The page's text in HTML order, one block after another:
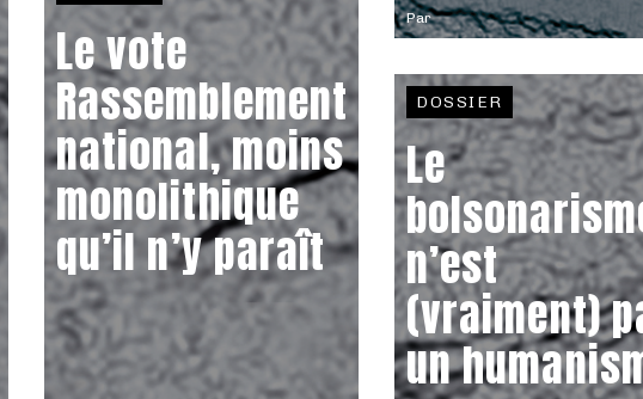
Par
Le vote
Rassemblement
national, moins
monolithique
qu’il n’y paraît
DOSSIER
Le
n’est
(vraiment)
un